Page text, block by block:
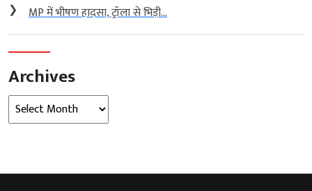
❯ MP में भीषण हादसा, ट्रॉला से भिड़ी...
Archives
Archives